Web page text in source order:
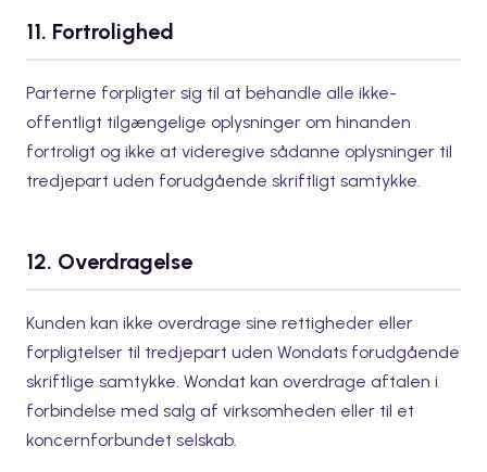
11. Fortrolighed
Parterne forpligter sig til at behandle alle ikke-
offentligt tilgængelige oplysninger om hinanden
fortroligt og ikke at videregive sådanne oplysninger til
tredjepart uden forudgående skriftligt samtykke.
12. Overdragelse
Kunden kan ikke overdrage sine rettigheder eller
forpligtelser til tredjepart uden Wondats forudgående
skriftlige samtykke. Wondat kan overdrage aftalen i
forbindelse med salg af virksomheden eller til et
koncernforbundet selskab.